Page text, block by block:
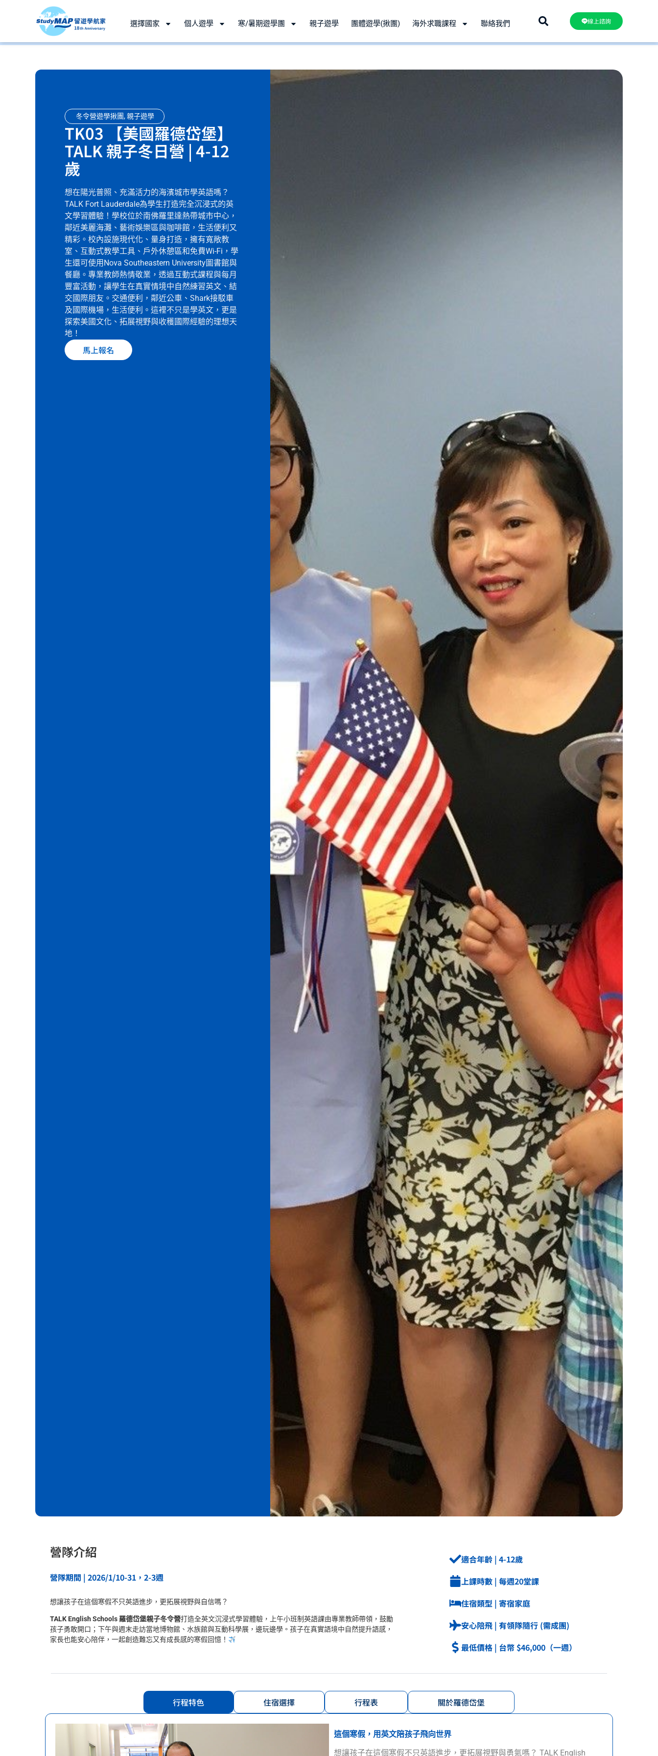
選擇國家 個人遊學 寒/暑期遊學團 親子遊學 團體遊學(揪團) 海外求職課程 聯絡我們 線上諮詢
冬令營遊學揪團,親子遊學
TK03 【美國羅德岱堡】
TALK 親子冬日營 | 4-12
歲
想在陽光普照、充滿活力的海濱城市學英語嗎？
TALK Fort Lauderdale為學生打造完全沉浸式的英
文學習體驗！學校位於南佛羅里達熱帶城市中心，
鄰近美麗海灘、藝術娛樂區與咖啡館，生活便利又
精彩。校內設施現代化、量身打造，擁有寬敞教
室、互動式教學工具、戶外休憩區和免費Wi-Fi，學
生還可使用Nova Southeastern University圖書館與
餐廳。專業教師熱情敬業，透過互動式課程與每月
豐富活動，讓學生在真實情境中自然練習英文、結
交國際朋友。交通便利，鄰近公車、Shark接駁車
及國際機場，生活便利。這裡不只是學英文，更是
探索美國文化、拓展視野與收穫國際經驗的理想天
地！
馬上報名
營隊介紹
營隊期間 | 2026/1/10-31，2-3週
想讓孩子在這個寒假不只英語進步，更拓展視野與自信嗎？
TALK English Schools 羅德岱堡親子冬令營打造全英文沉浸式學習體驗，上午小班制英語課由專業教師帶領，鼓勵
孩子勇敢開口；下午與週末走訪當地博物館、水族館與互動科學展，邊玩邊學。孩子在真實語境中自然提升語感，
家長也能安心陪伴，一起創造難忘又有成長感的寒假回憶！
適合年齡 | 4-12歲
上課時數 | 每週20堂課
住宿類型 | 寄宿家庭
安心陪飛 | 有領隊隨行 (需成團)
最低價格 | 台幣 $46,000（一週）
行程特色 住宿選擇 行程表 關於羅德岱堡
這個寒假，用英文陪孩子飛向世界
想讓孩子在這個寒假不只英語進步，更拓展視野與勇氣嗎？ TALK English